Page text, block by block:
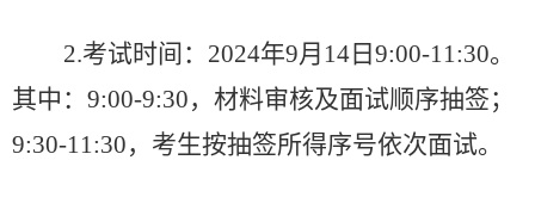
2.考试时间： 2024年9月 14 日 9:00-11:30。
其中： 9:00-9:30，材料审核及面试顺序抽签；
9:30-11:30，考生按抽签所得序号依次面试。